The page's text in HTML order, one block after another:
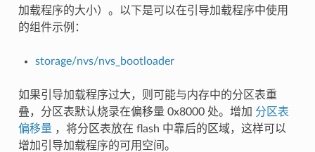
加载程序的大小）。以下是可以在引导加载程序中使用
的组件示例：
storage/nvs/nvs_bootloader
如果引导加载程序过大，则可能与内存中的分区表重
叠，分区表默认烧录在偏移量 0x8000 处。增加 分区表
偏移量 ，将分区表放在 flash 中靠后的区域，这样可以
增加引导加载程序的可用空间。